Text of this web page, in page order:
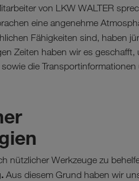
von LKW WALTER
eine angenehme
Fähigkeiten sind, haben
Zeiten haben wir es geschafft,
die Transportinformationen
Werkzeuge zu
Aus diesem Grund haben wir